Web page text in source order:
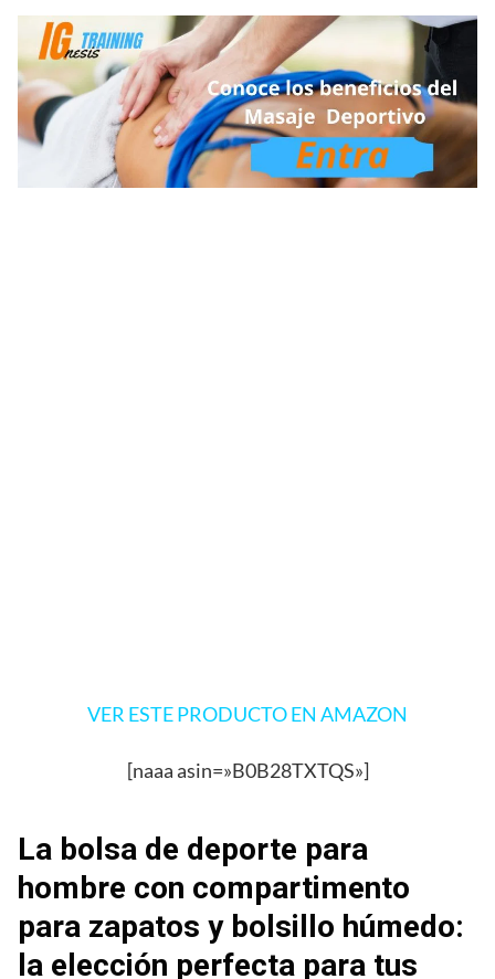
VER ESTE PRODUCTO EN AMAZON
[naaa asin=»B0B28TXTQS»]
La bolsa de deporte para
hombre con compartimento
para zapatos y bolsillo húmedo:
la elección perfecta para tus